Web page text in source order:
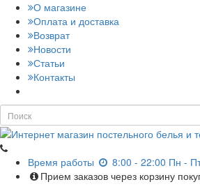
О магазине
Оплата и доставка
Возврат
Новости
Статьи
Контакты
Время работы
8:00 - 22:00 Пн -
Прием заказов через корзину